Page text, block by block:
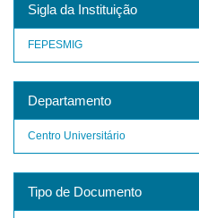
Sigla da Instituição
FEPESMIG
Departamento
Centro Universitário
Tipo de Documento